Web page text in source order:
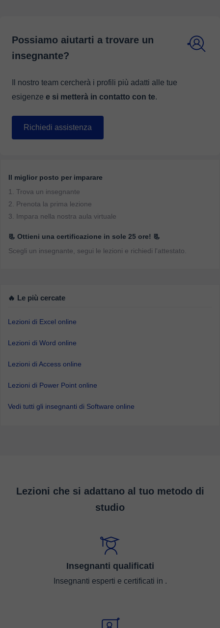
Possiamo aiutarti a trovare un
insegnante?
Il nostro team cercherà i profili più adatti alle tue
esigenze e si metterà in contatto con te.
Richiedi assistenza
Il miglior posto per imparare
1. Trova un insegnante
2. Prenota la prima lezione
3. Impara nella nostra aula virtuale
📃 Ottieni una certificazione in sole 25 ore! 📃
Scegli un insegnante, segui le lezioni e richiedi l'attestato.
🔥 Le più cercate
Lezioni di Excel online
Lezioni di Word online
Lezioni di Access online
Lezioni di Power Point online
Vedi tutti gli insegnanti di Software online
Lezioni che si adattano al tuo metodo di
studio
Insegnanti qualificati
Insegnanti esperti e certificati in .